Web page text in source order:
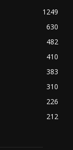
1249
630
482
410
383
310
226
212